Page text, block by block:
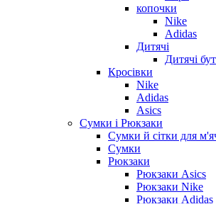
копочки
Nike
Adidas
Дитячі
Дитячі
Кросівки
Nike
Adidas
Asics
Сумки і Рюкзаки
Сумки й сітки для
Сумки
Рюкзаки
Рюкзаки Asics
Рюкзаки Nike
Рюкзаки Adidas